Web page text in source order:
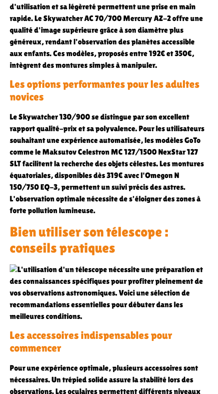
d'utilisation et sa légèreté permettent une prise en main
rapide. Le Skywatcher AC 70/700 Mercury AZ-2 offre une
qualité d'image supérieure grâce à son diamètre plus
généreux, rendant l'observation des planètes accessible
aux enfants. Ces modèles, proposés entre 192€ et 350€,
intègrent des montures simples à manipuler.
Les options performantes pour les adultes
novices
Le Skywatcher 130/900 se distingue par son excellent
rapport qualité-prix et sa polyvalence. Pour les utilisateurs
souhaitant une expérience automatisée, les modèles GoTo
comme le Maksutov Celestron MC 127/1500 NexStar 127
SLT facilitent la recherche des objets célestes. Les montures
équatoriales, disponibles dès 319€ avec l'Omegon N
150/750 EQ-3, permettent un suivi précis des astres.
L'observation optimale nécessite de s'éloigner des zones à
forte pollution lumineuse.
Bien utiliser son télescope :
conseils pratiques
L'utilisation d'un télescope nécessite une préparation et
des connaissances spécifiques pour profiter pleinement de
vos observations astronomiques. Voici une sélection de
recommandations essentielles pour débuter dans les
meilleures conditions.
Les accessoires indispensables pour
commencer
Pour une expérience optimale, plusieurs accessoires sont
nécessaires. Un trépied solide assure la stabilité lors des
observations. Les oculaires permettent différents niveaux